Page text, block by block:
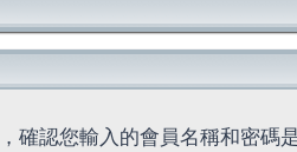
確認您輸入的會員名稱和密